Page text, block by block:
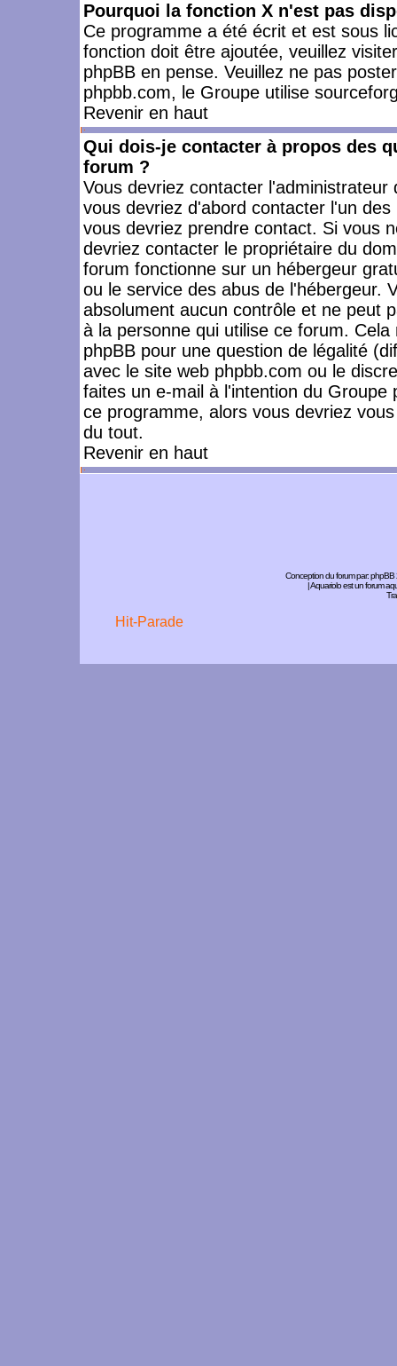
Pourquoi la fonction X n'est pas
Ce programme a été écrit et est sous
fonction doit être ajoutée, veuillez
phpBB en pense. Veuillez ne pas
phpbb.com, le Groupe utilise
Revenir en haut
Qui dois-je contacter à propos des
forum ?
Vous devriez contacter
vous devriez d'abord contacter l'un
vous devriez prendre contact. Si vous
devriez contacter le propriétaire du
forum fonctionne sur un hébergeur
ou le service des abus de l'hébergeur.
absolument aucun contrôle et ne peut
à la personne qui utilise ce forum.
phpBB pour une question de légalité
avec le site web phpbb.com ou le
faites un e-mail à l'intention du
ce programme, alors vous devriez
du tout.
Revenir en haut
Conception du forum par:phpBB
| Aquariolo est un forum